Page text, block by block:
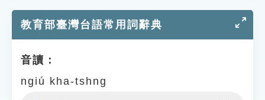
知識索引
教育部臺灣台語常用詞辭典
音讀：
ngiú kha-tshng